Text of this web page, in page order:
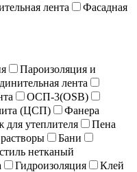
лента
Фасадная
Пароизоляция и
лента
ОСП-3(OSB)
(ЦСП)
Фанера
для утеплителя
Пена
Бани
нетканый
Гидроизоляция
Клей